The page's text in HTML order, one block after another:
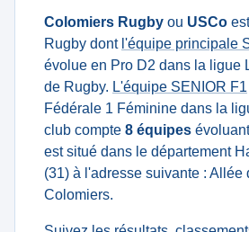
Colomiers Rugby ou USCo
Rugby dont l'équipe principale
évolue en Pro D2 dans la ligue
de Rugby. L'équipe SENIOR F1
Fédérale 1 Féminine dans la
club compte 8 équipes
est situé dans le département
(31) à l'adresse suivante : Allée
Colomiers.